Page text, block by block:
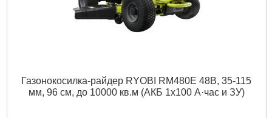
Газонокосилка-райдер RYOBI RM480E 48В, 35-115
мм, 96 см, до 10000 кв.м (АКБ 1х100 А·час и ЗУ)